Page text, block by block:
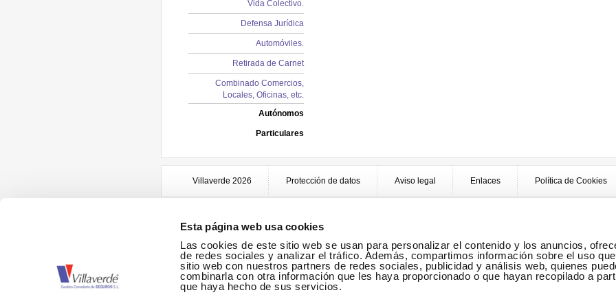
Esta página web usa cookies
Las cookies de este sitio web se usan para personalizar el contenido y los anuncios,
de redes sociales y analizar el tráfico. Además, compartimos información sobre el uso
sitio web con nuestros partners de redes sociales, publicidad y análisis web, quienes
combinarla con otra información que les haya proporcionado o que hayan recopilado a
que haya hecho de sus servicios.
Vida Colectivo.
Defensa Jurídica
Automóviles.
Retirada de Carnet
Combinado Comercios,
Locales, Oficinas, etc.
Autónomos
Particulares
Villaverde 2026 Protección de datos Aviso legal Enlaces Política de Cookies